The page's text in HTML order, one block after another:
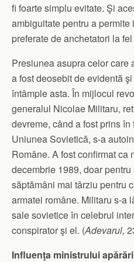
fi foarte simplu evitate. Şi
ambiguitate pentru a
preferate de anchetatori la
Presiunea asupra celor care
a fost deosebit de evidentă
întâmple asta. În mijlocul
generalul Nicolae Militaru,
devreme, când a fost prins
Uniunea Sovietică, s-a
Române. A fost confirmat ca
decembrie 1989, doar
săptămâni mai târziu pentru
armatei române. Militaru s-a
sale sovietice în celebrul
conspirator şi el. (Adevarul,
Influenţa ministrului